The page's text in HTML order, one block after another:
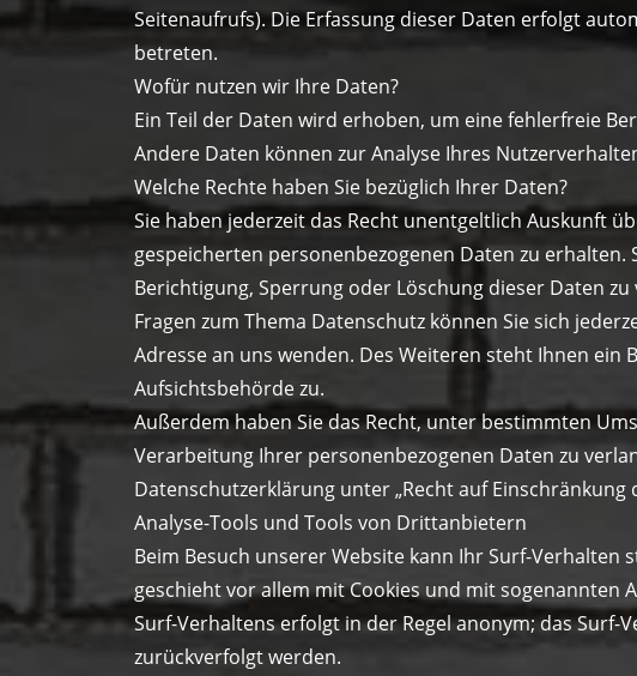
Seitenaufrufs). Die Erfassung dieser Daten erfolgt
betreten.
Wofür nutzen wir Ihre Daten?
Ein Teil der Daten wird erhoben, um eine fehlerfreie
Andere Daten können zur Analyse Ihres
Welche Rechte haben Sie bezüglich Ihrer Daten?
Sie haben jederzeit das Recht unentgeltlich Auskunft
gespeicherten personenbezogenen Daten zu erhalten.
Berichtigung, Sperrung oder Löschung dieser Daten
Fragen zum Thema Datenschutz können Sie sich
Adresse an uns wenden. Des Weiteren steht Ihnen ein
Aufsichtsbehörde zu.
Außerdem haben Sie das Recht, unter bestimmten
Verarbeitung Ihrer personenbezogenen Daten zu
Datenschutzerklärung unter „Recht auf Einschränkung
Analyse-Tools und Tools von Drittanbietern
Beim Besuch unserer Website kann Ihr Surf-Verhalten
geschieht vor allem mit Cookies und mit sogenannten
Surf-Verhaltens erfolgt in der Regel anonym; das Surf-
zurückverfolgt werden.